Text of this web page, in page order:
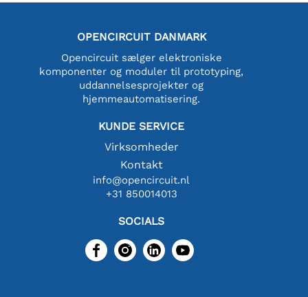
OPENCIRCUIT DANMARK
Opencircuit sælger elektroniske
komponenter og moduler til prototyping,
uddannelsesprojekter og
hjemmeautomatisering.
KUNDE SERVICE
Virksomheder
Kontakt
info@opencircuit.nl
+31 850014013
SOCIALS